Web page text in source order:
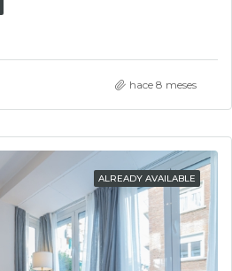
hace 8 meses
ALREADY AVAILABLE